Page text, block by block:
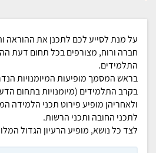
על מנת לסייע לכם לתכנן את ההוראה
חברה ורוח, מצורפים בכל תחום דעת
התלמידים.
בראש המסמך מופיעות המיומנויות
בקרב התלמידים (מיומנויות בתחום
ולאחריהן מופיע פירוט תכני הלמידה
לתכני החובה ותכני הרשות.
לצד כל נושא, מופיע הרעיון הגדול